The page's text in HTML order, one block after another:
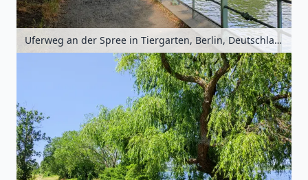
Uferweg an der Spree in Tiergarten, Berlin, Deutschland